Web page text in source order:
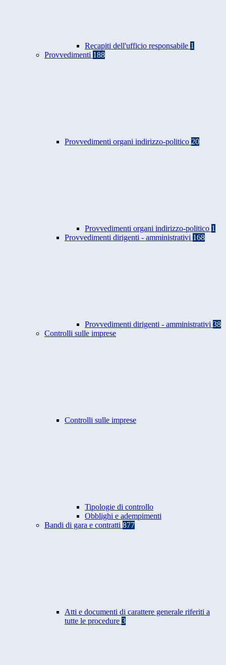
Recapiti dell'ufficio responsabile 1
Provvedimenti 188
Provvedimenti organi indirizzo-politico 20
Provvedimenti organi indirizzo-politico 1
Provvedimenti dirigenti - amministrativi 168
Provvedimenti dirigenti - amministrativi 38
Controlli sulle imprese
Controlli sulle imprese
Tipologie di controllo
Obblighi e adempimenti
Bandi di gara e contratti 877
Atti e documenti di carattere generale riferiti a
tutte le procedure 3